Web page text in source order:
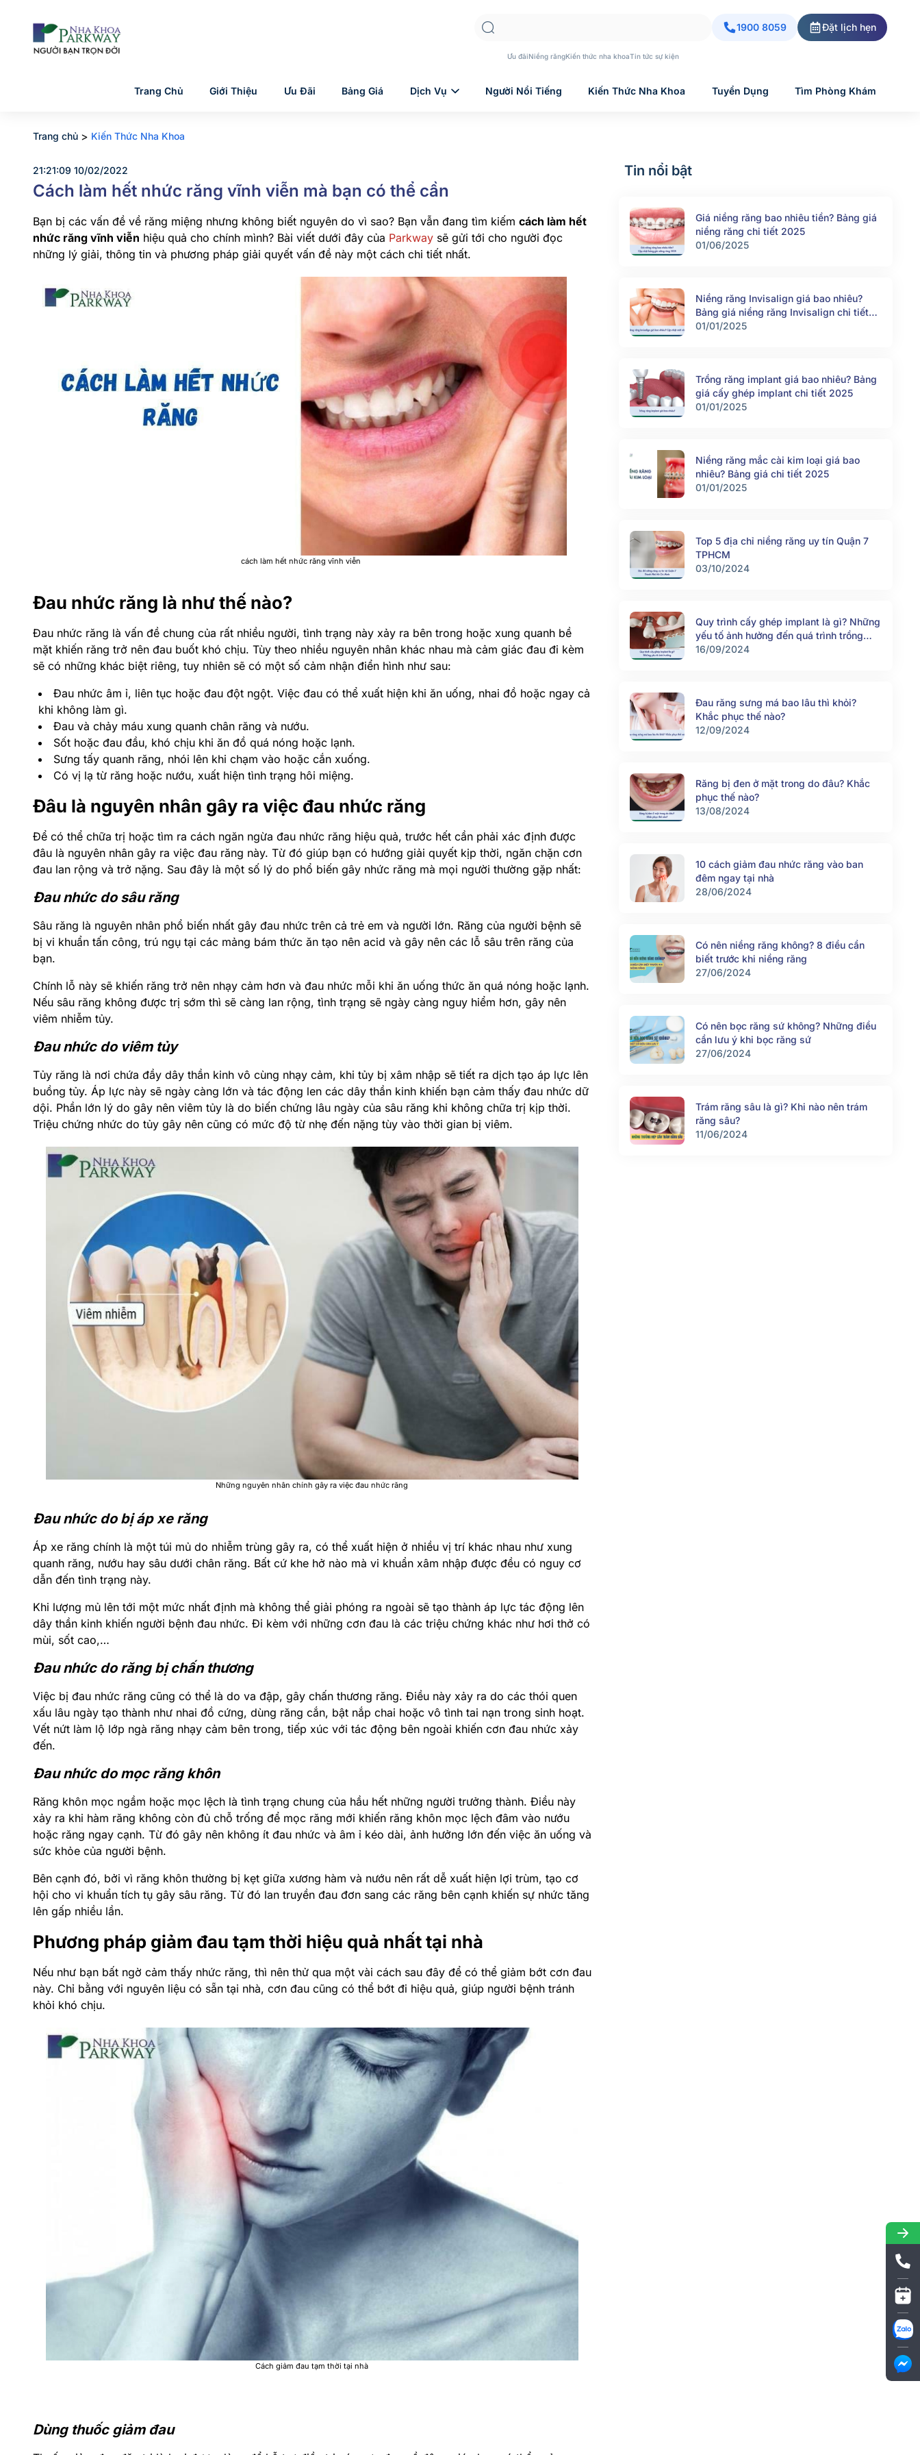
Ưu đãiNiềng răngKiến thức nha khoaTin tức sự kiện
1900 8059 Đặt lịch hẹn
Trang Chủ Giới Thiệu Ưu Đãi Bảng Giá Dịch Vụ Người Nổi Tiếng Kiến Thức Nha Khoa Tuyển Dụng Tìm Phòng Khám
Trang chủ > Kiến Thức Nha Khoa
21:21:09 10/02/2022
Cách làm hết nhức răng vĩnh viễn mà bạn có thể cần
Bạn bị các vấn đề về răng miệng nhưng không biết nguyên do vì sao? Bạn vẫn đang tìm kiếm cách làm hết
nhức răng vĩnh viễn hiệu quả cho chính mình? Bài viết dưới đây của Parkway sẽ gửi tới cho người đọc
những lý giải, thông tin và phương pháp giải quyết vấn đề này một cách chi tiết nhất.
cách làm hết nhức răng vĩnh viễn
Đau nhức răng là như thế nào?
Đau nhức răng là vấn đề chung của rất nhiều người, tình trạng này xảy ra bên trong hoặc xung quanh bề
mặt khiến răng trở nên đau buốt khó chịu. Tùy theo nhiều nguyên nhân khác nhau mà cảm giác đau đi kèm
sẽ có những khác biệt riêng, tuy nhiên sẽ có một số cảm nhận điển hình như sau:
Đau nhức âm ỉ, liên tục hoặc đau đột ngột. Việc đau có thể xuất hiện khi ăn uống, nhai đồ hoặc ngay cả
khi không làm gì.
Đau và chảy máu xung quanh chân răng và nướu.
Sốt hoặc đau đầu, khó chịu khi ăn đồ quá nóng hoặc lạnh.
Sưng tấy quanh răng, nhói lên khi chạm vào hoặc cắn xuống.
Có vị lạ từ răng hoặc nướu, xuất hiện tình trạng hôi miệng.
Đâu là nguyên nhân gây ra việc đau nhức răng
Để có thể chữa trị hoặc tìm ra cách ngăn ngừa đau nhức răng hiệu quả, trước hết cần phải xác định được
đâu là nguyên nhân gây ra việc đau răng này. Từ đó giúp bạn có hướng giải quyết kịp thời, ngăn chặn cơn
đau lan rộng và trở nặng. Sau đây là một số lý do phổ biến gây nhức răng mà mọi người thường gặp nhất:
Đau nhức do sâu răng
Sâu răng là nguyên nhân phổ biến nhất gây đau nhức trên cả trẻ em và người lớn. Răng của người bệnh sẽ
bị vi khuẩn tấn công, trú ngụ tại các mảng bám thức ăn tạo nên acid và gây nên các lỗ sâu trên răng của
bạn.
Chính lỗ này sẽ khiến răng trở nên nhạy cảm hơn và đau nhức mỗi khi ăn uống thức ăn quá nóng hoặc lạnh.
Nếu sâu răng không được trị sớm thì sẽ càng lan rộng, tình trạng sẽ ngày càng nguy hiểm hơn, gây nên
viêm nhiễm tủy.
Đau nhức do viêm tủy
Tủy răng là nơi chứa đầy dây thần kinh vô cùng nhạy cảm, khi tủy bị xâm nhập sẽ tiết ra dịch tạo áp lực lên
buồng tủy. Áp lực này sẽ ngày càng lớn và tác động len các dây thần kinh khiến bạn cảm thấy đau nhức dữ
dội. Phần lớn lý do gây nên viêm tủy là do biến chứng lâu ngày của sâu răng khi không chữa trị kịp thời.
Triệu chứng nhức do tủy gây nên cũng có mức độ từ nhẹ đến nặng tùy vào thời gian bị viêm.
Những nguyên nhân chính gây ra việc đau nhức răng
Đau nhức do bị áp xe răng
Áp xe răng chính là một túi mủ do nhiễm trùng gây ra, có thể xuất hiện ở nhiều vị trí khác nhau như xung
quanh răng, nướu hay sâu dưới chân răng. Bất cứ khe hở nào mà vi khuẩn xâm nhập được đều có nguy cơ
dẫn đến tình trạng này.
Khi lượng mủ lên tới một mức nhất định mà không thể giải phóng ra ngoài sẽ tạo thành áp lực tác động lên
dây thần kinh khiến người bệnh đau nhức. Đi kèm với những cơn đau là các triệu chứng khác như hơi thở có
mùi, sốt cao,…
Đau nhức do răng bị chấn thương
Việc bị đau nhức răng cũng có thể là do va đập, gây chấn thương răng. Điều này xảy ra do các thói quen
xấu lâu ngày tạo thành như nhai đồ cứng, dùng răng cắn, bật nắp chai hoặc vô tình tai nạn trong sinh hoạt.
Vết nứt làm lộ lớp ngà răng nhạy cảm bên trong, tiếp xúc với tác động bên ngoài khiến cơn đau nhức xảy
đến.
Đau nhức do mọc răng khôn
Răng khôn mọc ngầm hoặc mọc lệch là tình trạng chung của hầu hết những người trưởng thành. Điều này
xảy ra khi hàm răng không còn đủ chỗ trống để mọc răng mới khiến răng khôn mọc lệch đâm vào nướu
hoặc răng ngay cạnh. Từ đó gây nên không ít đau nhức và âm ỉ kéo dài, ảnh hưởng lớn đến việc ăn uống và
sức khỏe của người bệnh.
Bên cạnh đó, bởi vì răng khôn thường bị kẹt giữa xương hàm và nướu nên rất dễ xuất hiện lợi trùm, tạo cơ
hội cho vi khuẩn tích tụ gây sâu răng. Từ đó lan truyền đau đơn sang các răng bên cạnh khiến sự nhức tăng
lên gấp nhiều lần.
Phương pháp giảm đau tạm thời hiệu quả nhất tại nhà
Nếu như bạn bất ngờ cảm thấy nhức răng, thì nên thử qua một vài cách sau đây để có thể giảm bớt cơn đau
này. Chỉ bằng với nguyên liệu có sẵn tại nhà, cơn đau cũng có thể bớt đi hiệu quả, giúp người bệnh tránh
khỏi khó chịu.
Cách giảm đau tạm thời tại nhà
Dùng thuốc giảm đau
Tin nổi bật
Giá niềng răng bao nhiêu tiền? Bảng giá
niềng răng chi tiết 2025
01/06/2025
Niềng răng Invisalign giá bao nhiêu?
Bảng giá niềng răng Invisalign chi tiết
2025
01/01/2025
Trồng răng implant giá bao nhiêu? Bảng
giá cấy ghép implant chi tiết 2025
01/01/2025
Niềng răng mắc cài kim loại giá bao
nhiêu? Bảng giá chi tiết 2025
01/01/2025
Top 5 địa chỉ niềng răng uy tín Quận 7
TPHCM
03/10/2024
Quy trình cấy ghép implant là gì? Những
yếu tố ảnh hưởng đến quá trình trồng
răng implant
16/09/2024
Đau răng sưng má bao lâu thì khỏi?
Khắc phục thế nào?
12/09/2024
Răng bị đen ở mặt trong do đâu? Khắc
phục thế nào?
13/08/2024
10 cách giảm đau nhức răng vào ban
đêm ngay tại nhà
28/06/2024
Có nên niềng răng không? 8 điều cần
biết trước khi niềng răng
27/06/2024
Có nên bọc răng sứ không? Những điều
cần lưu ý khi bọc răng sứ
27/06/2024
Trám răng sâu là gì? Khi nào nên trám
răng sâu?
11/06/2024